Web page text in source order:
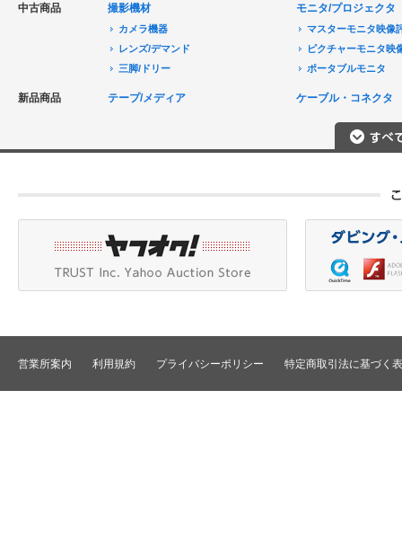
中古商品 撮影機材
カメラ機器
レンズ/デマンド
三脚/ドリー
ポータブルレコーダ
SD仕様VTR
HD仕様VTR
メモリーレコーダ/ディスクレコー
VTRインターフェース/アクセサリ
モニタ/プロジェクタ
マスターモニタ映像
ピクチャーモニタ映
ポータブルモニタ
プロジェクタ
プロジェクタアクセ
スイッチャ
編集コントローラ
コンバータ
TBC/FS
新品商品 テープ/メディア
DLT/LTO
ケーブル・コネクタ
営業所案内 利用規約 プライバシーポリシー 特定商取引法に基づく